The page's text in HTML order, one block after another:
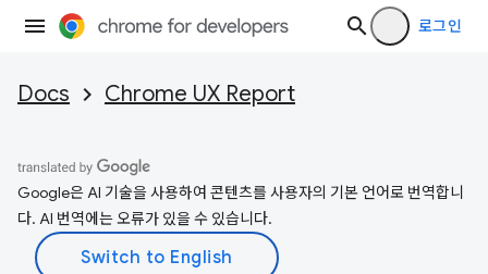
로그인
Docs Chrome UX Report
Google은 AI 기술을 사용하여 콘텐츠를 사용자의 기본 언어로 번역합니
다. AI 번역에는 오류가 있을 수 있습니다.